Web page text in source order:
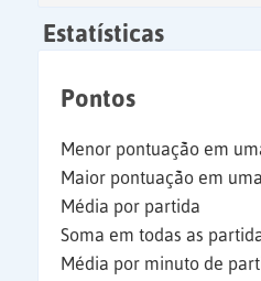
Estatísticas
Pontos
Menor pontuação em
Maior pontuação em
Média por partida
Soma em todas as
Média por minuto de